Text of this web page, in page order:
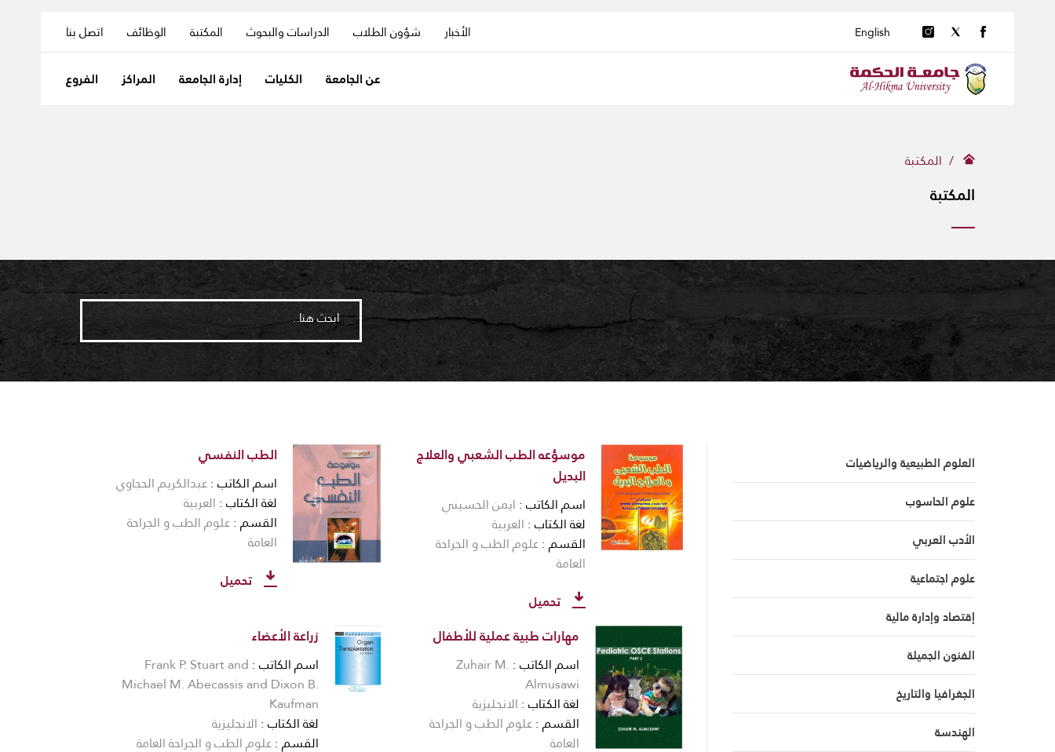
English الأخبار شؤون الطلاب الدراسات والبحوث المكتبة الوظائف اتصل بنا
عن الجامعة الكليات إدارة الجامعة المراكز الفروع
المكتبة
المكتبة
ابحث هنا..
العلوم الطبيعية والرياضيات
علوم الحاسوب
الأدب العربي
علوم اجتماعية
إقتصاد وإدارة مالية
الفنون الجميلة
الجغرافيا والتاريخ
الهندسة
موسؤعه الطب الشعبي والعلاج
البديل
اسم الكاتب ايمن الحسيني
لغة الكتاب العربية
القسم علوم الطب و الجراحة
العامة
تحميل
الطب النفسي
اسم الكاتب عبدالكريم الحجاوي
لغة الكتاب العربية
القسم علوم الطب و الجراحة
العامة
تحميل
مهارات طبية عملية للأطفال
اسم الكاتب Zuhair M.
Almusawi
لغة الكتاب الانجليزية
القسم علوم الطب و الجراحة
العامة
زراعة الأعضاء
اسم الكاتب Frank P. Stuart and
Michael M. Abecassis and Dixon B.
Kaufman
لغة الكتاب الانجليزية
القسم علوم الطب و الجراحة العامة